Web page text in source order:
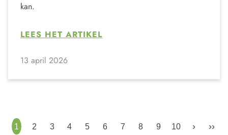
kan.
LEES HET ARTIKEL
13 april 2026
1 2 3 4 5 6 7 8 9 10 › ››